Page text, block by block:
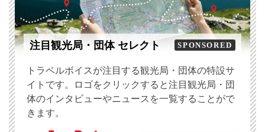
注目観光局・団体 セレクト SPONSORED
トラベルボイスが注目する観光局・団体の特設サ
イトです。ロゴをクリックすると注目観光局・団
体のインタビューやニュースを一覧することがで
きます。